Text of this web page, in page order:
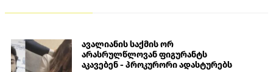
ავალიანის საქმის ორ
არასრულწლოვან ფიგურანტს
აკავებენ - პროკურორი ადასტურებს